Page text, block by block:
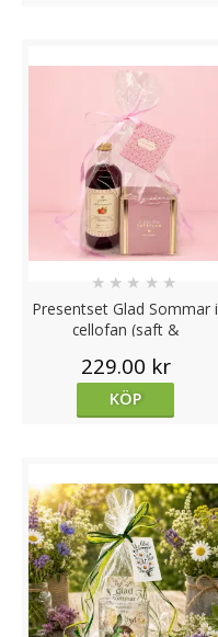
Presentset Glad Sommar i
cellofan (saft &
★ ★ ★ ★ ★
229.00 kr
KÖP